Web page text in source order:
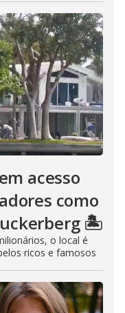
acesso
como
🏝️
o local é
ricos e famosos